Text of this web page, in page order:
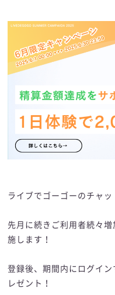
ライブでゴーゴーのチャ
先月に続きご利用者続々
施します！
登録後、期間内にログイ
レゼント！